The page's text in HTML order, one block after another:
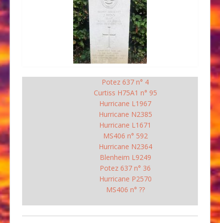
Potez 637 n° 4
Curtiss H75A1 n° 95
Hurricane L1967
Hurricane N2385
Hurricane L1671
MS406 n° 592
Hurricane N2364
Blenheim L9249
Potez 637 n° 36
Hurricane P2570
MS406 n° ??